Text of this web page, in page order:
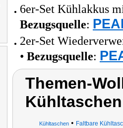
6er-Set Kühlakkus
Bezugsquelle:
2er-Set
• Bezugsquelle:
Themen-
Kühltaschen • Faltbare